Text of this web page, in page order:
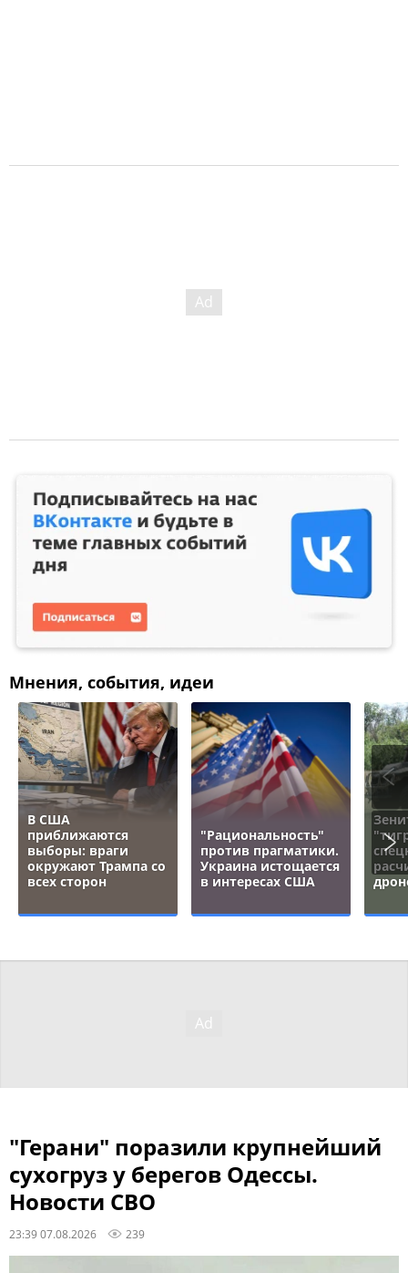
Мнения, события, идеи
В США
приближаются
выборы: враги
окружают Трампа со
всех сторон
"Рациональность"
против прагматики.
Украина истощается
в интересах США
"Герани" поразили крупнейший
сухогруз у берегов Одессы.
Новости СВО
23:39 07.08.2026 239